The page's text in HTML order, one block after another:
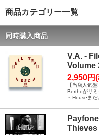
商品カテゴリー一覧
同時購入商品
V.A. -
Volume
2,950円
【当店人気
Berthoがリミ
～Houseまた
Thieves